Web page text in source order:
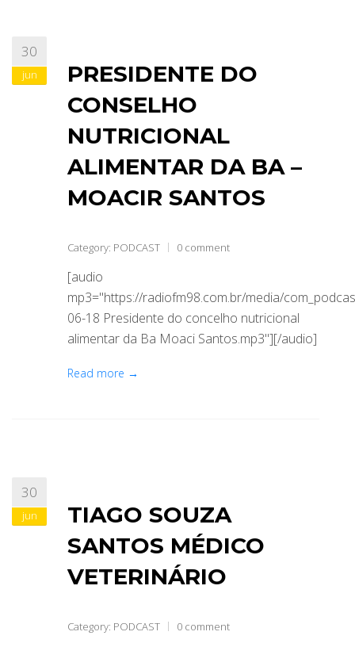
30
jun
PRESIDENTE DO
CONSELHO
NUTRICIONAL
ALIMENTAR DA BA –
MOACIR SANTOS
Category: PODCAST 0 comment
[audio
mp3="https://radiofm98.com.br/media/
06-18 Presidente do concelho nutricional
alimentar da Ba Moaci Santos.mp3"][/audio]
Read more →
30
jun
TIAGO SOUZA
SANTOS MÉDICO
VETERINÁRIO
Category: PODCAST 0 comment